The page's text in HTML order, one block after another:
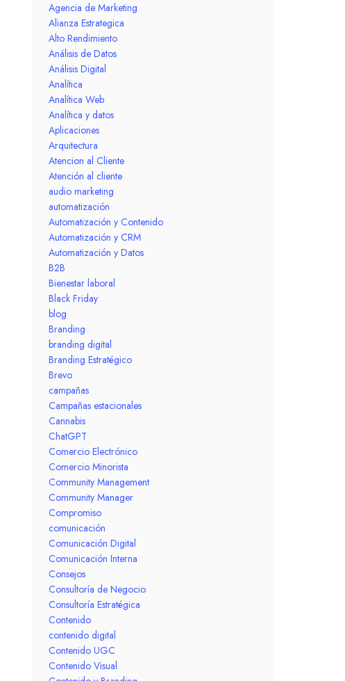
Agencia de Marketing
Alianza Estrategica
Alto Rendimiento
Análisis de Datos
Análisis Digital
Analítica
Analítica Web
Analítica y datos
Aplicaciones
Arquitectura
Atencion al Cliente
Atención al cliente
audio marketing
automatización
Automatización y Contenido
Automatización y CRM
Automatización y Datos
B2B
Bienestar laboral
Black Friday
blog
Branding
branding digital
Branding Estratégico
Brevo
campañas
Campañas estacionales
Cannabis
ChatGPT
Comercio Electrónico
Comercio Minorista
Community Management
Community Manager
Compromiso
comunicación
Comunicación Digital
Comunicación Interna
Consejos
Consultoría de Negocio
Consultoría Estratégica
Contenido
contenido digital
Contenido UGC
Contenido Visual